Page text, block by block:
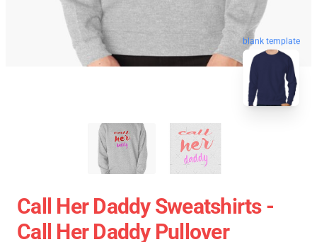
blank template
Call Her Daddy Sweatshirts -
Call Her Daddy Pullover